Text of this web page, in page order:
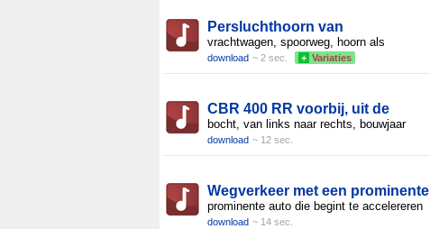
Persluchthoorn van
vrachtwagen, spoorweg, hoorn als
download ~ 2 sec. + Variaties
CBR 400 RR voorbij, uit de
bocht, van links naar rechts, bouwjaar
download ~ 12 sec.
Wegverkeer met een prominente
prominente auto die begint te accelereren
download ~ 14 sec.